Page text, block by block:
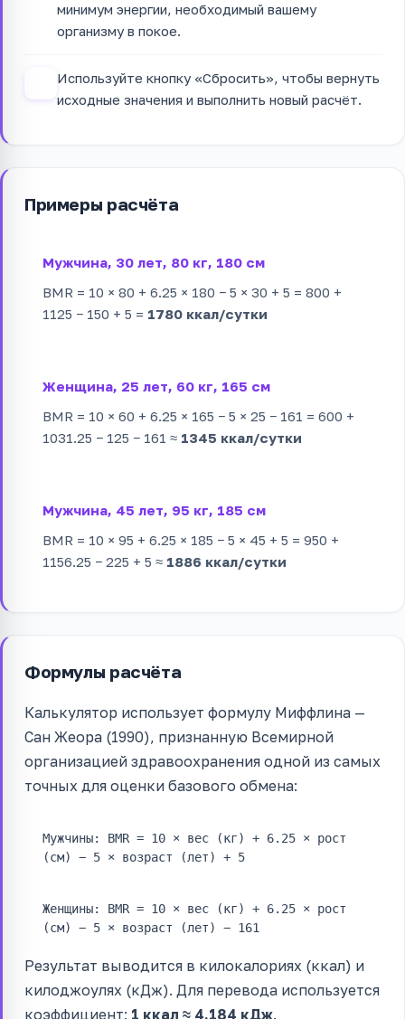
минимум энергии, необходимый вашему
организму в покое.
Используйте кнопку «Сбросить», чтобы вернуть
исходные значения и выполнить новый расчёт.
Примеры расчёта
Мужчина, 30 лет, 80 кг, 180 см
BMR = 10 × 80 + 6.25 × 180 − 5 × 30 + 5 = 800 +
1125 − 150 + 5 = 1780 ккал/сутки
Женщина, 25 лет, 60 кг, 165 см
BMR = 10 × 60 + 6.25 × 165 − 5 × 25 − 161 = 600 +
1031.25 − 125 − 161 ≈ 1345 ккал/сутки
Мужчина, 45 лет, 95 кг, 185 см
BMR = 10 × 95 + 6.25 × 185 − 5 × 45 + 5 = 950 +
1156.25 − 225 + 5 ≈ 1886 ккал/сутки
Формулы расчёта
Калькулятор использует формулу Миффлина —
Сан Жеора (1990), признанную Всемирной
организацией здравоохранения одной из самых
точных для оценки базового обмена:
Мужчины: BMR = 10 × вес (кг) + 6.25 × рост
(см) − 5 × возраст (лет) + 5
Женщины: BMR = 10 × вес (кг) + 6.25 × рост
(см) − 5 × возраст (лет) − 161
Результат выводится в килокалориях (ккал) и
килоджоулях (кДж). Для перевода используется
коэффициент: 1 ккал ≈ 4.184 кДж.